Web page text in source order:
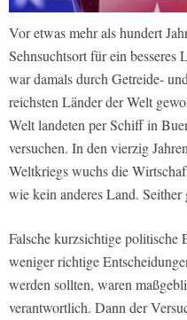
Vor etwas mehr als hundert
Sehnsuchtsort für ein besseres
war damals durch Getreide-
reichsten Länder der Welt
Welt landeten per Schiff in
versuchen. In den vierzig
Weltkriegs wuchs die
wie kein anderes Land. Seither
Falsche kurzsichtige politische
weniger richtige
werden sollten, waren
verantwortlich. Dann der